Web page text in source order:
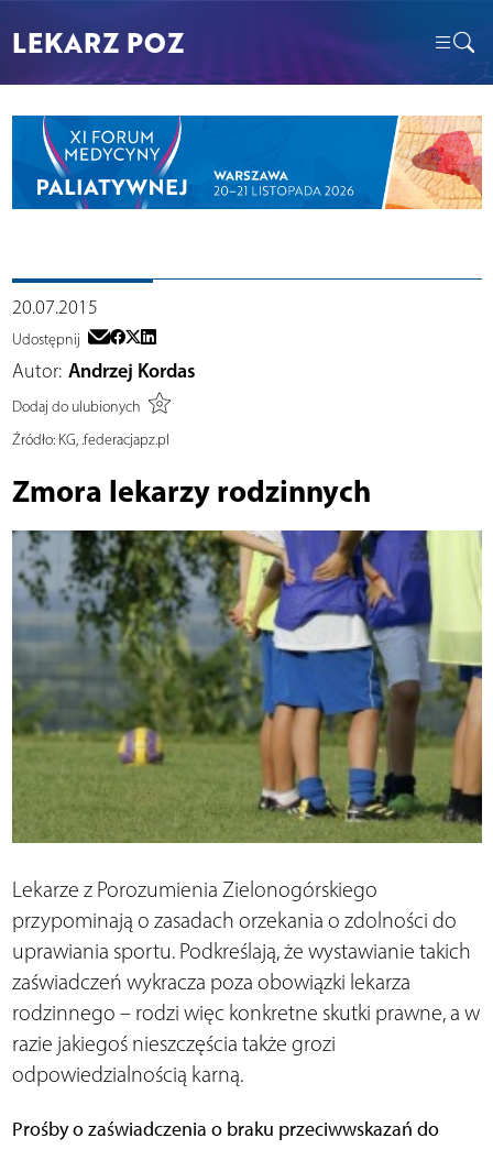
LEKARZ POZ
20.07.2015
Udostępnij
Autor: Andrzej Kordas
Dodaj do ulubionych
Źródło:KG, .federacjapz.pl
Zmora lekarzy rodzinnych
Lekarze z Porozumienia Zielonogórskiego
przypominają o zasadach orzekania o zdolności do
uprawiania sportu. Podkreślają, że wystawianie takich
zaświadczeń wykracza poza obowiązki lekarza
rodzinnego – rodzi więc konkretne skutki prawne, a w
razie jakiegoś nieszczęścia także grozi
odpowiedzialnością karną.
Prośby o zaświadczenia o braku przeciwwskazań do